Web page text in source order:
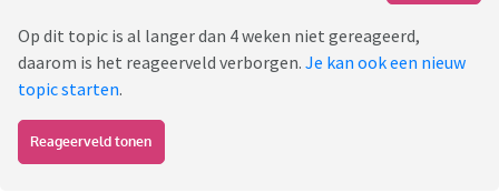
Op dit topic is al langer dan 4 weken niet gereageerd,
daarom is het reageerveld verborgen. Je kan ook een nieuw
topic starten.
Reageerveld tonen